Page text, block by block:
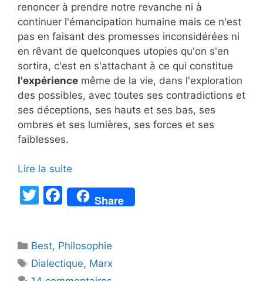
renoncer à prendre notre revanche ni à
continuer l'émancipation humaine mais ce n'est
pas en faisant des promesses inconsidérées ni
en rêvant de quelconques utopies qu'on s'en
sortira, c'est en s'attachant à ce qui constitue
l'expérience même de la vie, dans l'exploration
des possibles, avec toutes ses contradictions et
ses déceptions, ses hauts et ses bas, ses
ombres et ses lumières, ses forces et ses
faiblesses.
Lire la suite
T
er
F
a
e
b
Share
Catégories
Best, Philosophie
Étiquettes
Dialectique, Marx